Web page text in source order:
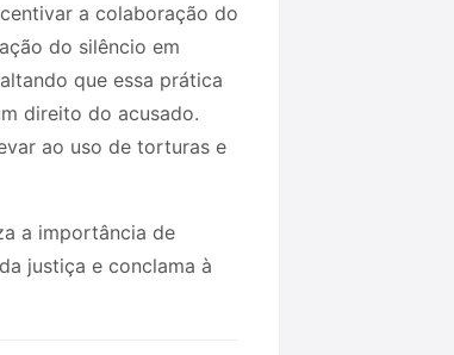
a colaboração do
do silêncio em
que essa prática
direito do acusado.
ao uso de torturas e
a importância de
justiça e conclama à